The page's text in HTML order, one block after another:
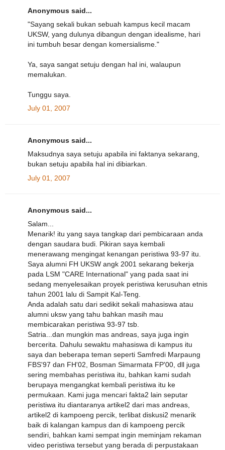
Anonymous said...
"Sayang sekali bukan sebuah kampus kecil macam
UKSW, yang dulunya dibangun dengan idealisme, hari
ini tumbuh besar dengan komersialisme."
Ya, saya sangat setuju dengan hal ini, walaupun
memalukan.
Tunggu saya.
July 01, 2007
Anonymous said...
Maksudnya saya setuju apabila ini faktanya sekarang,
bukan setuju apabila hal ini dibiarkan.
July 01, 2007
Anonymous said...
Salam...
Menarik! itu yang saya tangkap dari pembicaraan anda
dengan saudara budi. Pikiran saya kembali
menerawang mengingat kenangan peristiwa 93-97 itu.
Saya alumni FH UKSW angk 2001 sekarang bekerja
pada LSM "CARE International" yang pada saat ini
sedang menyelesaikan proyek peristiwa kerusuhan etnis
tahun 2001 lalu di Sampit Kal-Teng.
Anda adalah satu dari sedikit sekali mahasiswa atau
alumni uksw yang tahu bahkan masih mau
membicarakan peristiwa 93-97 tsb.
Satria...dan mungkin mas andreas, saya juga ingin
bercerita. Dahulu sewaktu mahasiswa di kampus itu
saya dan beberapa teman seperti Samfredi Marpaung
FBS'97 dan FH'02, Bosman Simarmata FP'00, dll juga
sering membahas peristiwa itu, bahkan kami sudah
berupaya mengangkat kembali peristiwa itu ke
permukaan. Kami juga mencari fakta2 lain seputar
peristiwa itu diantaranya artikel2 dari mas andreas,
artikel2 di kampoeng percik, terlibat diskusi2 menarik
baik di kalangan kampus dan di kampoeng percik
sendiri, bahkan kami sempat ingin meminjam rekaman
video peristiwa tersebut yang berada di perpustakaan